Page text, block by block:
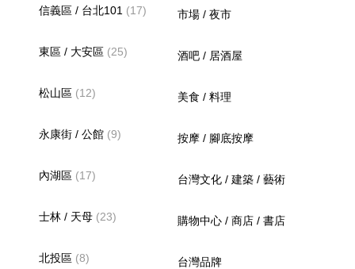
信義區 / 台北101 (17)
東區 / 大安區 (25)
松山區 (12)
永康街 / 公館 (9)
內湖區 (17)
士林 / 天母 (23)
北投區 (8)
市場 / 夜市
酒吧 / 居酒屋
美食 / 料理
按摩 / 腳底按摩
台灣文化 / 建築 / 藝術
購物中心 / 商店 / 書店
台灣品牌